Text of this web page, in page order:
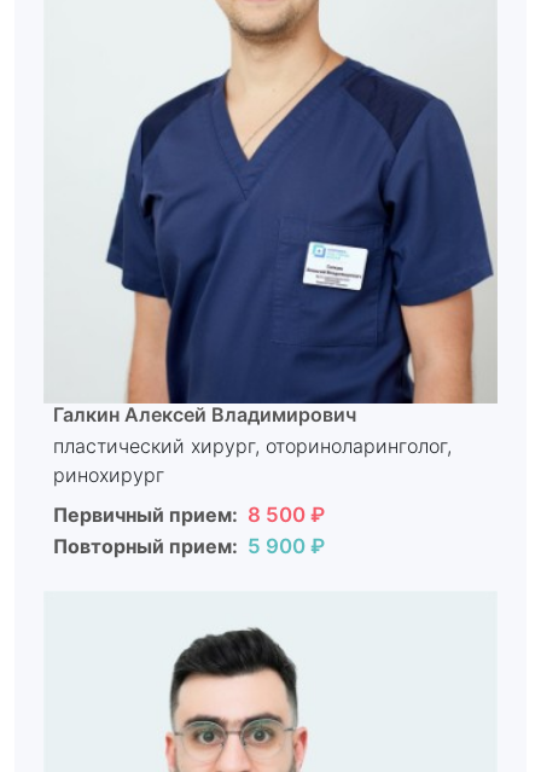
Галкин Алексей Владимирович
пластический хирург, оториноларинголог,
ринохирург
Первичный прием: 8 500 ₽
Повторный прием: 5 900 ₽